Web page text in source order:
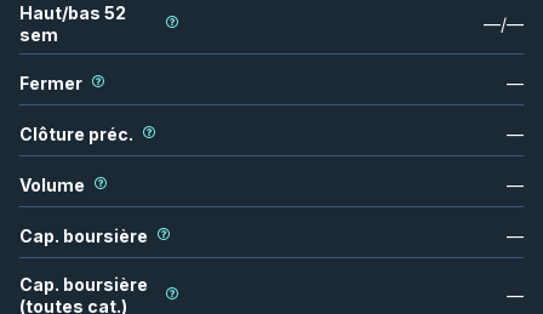
Haut/bas 52
sem
—/—
Fermer —
Clôture préc. —
Volume —
Cap. boursière —
Cap. boursière
(toutes cat.)
—